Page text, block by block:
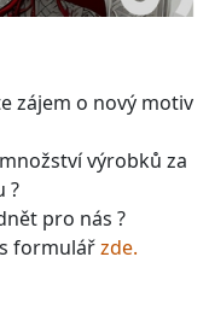
zájem o nový motiv
výrobků za
?
pro nás ?
formulářzde.